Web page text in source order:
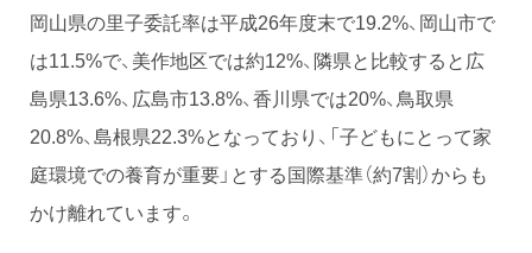
岡山県の里子委託率は平成26年度末で19.2%、岡山市で
は11.5%で、美作地区では約12%、隣県と比較すると広
島県13.6%、広島市13.8%、香川県では20%、鳥取県
20.8%、島根県22.3%となっており、「子どもにとって家
庭環境での養育が重要」とする国際基準（約7割）からも
かけ離れています。